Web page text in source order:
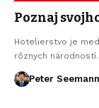
Poznaj
Hotelierstvo je
rôznych
Peter Seemann